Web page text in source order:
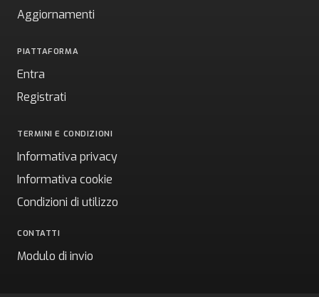
Aggiornamenti
PIATTAFORMA
Entra
Registrati
TERMINI E CONDIZIONI
Informativa privacy
Informativa cookie
Condizioni di utilizzo
CONTATTI
Modulo di invio